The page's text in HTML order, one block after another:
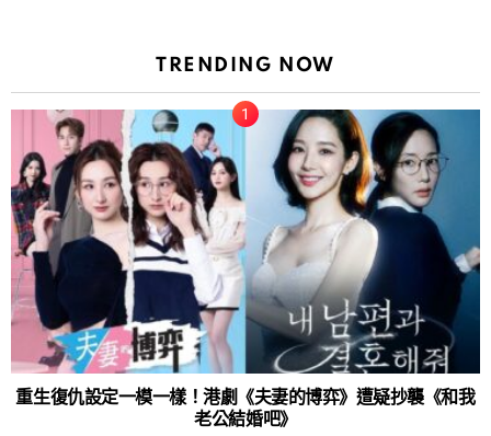
TRENDING NOW
重生復仇設定一模一樣！港劇《夫妻的博弈》遭疑抄襲《和我
老公結婚吧》